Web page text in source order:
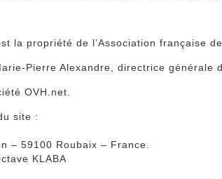
la propriété de l’Association française
Pierre Alexandre, directrice générale
OVH.net.
site :
– 59100 Roubaix – France.
KLABA